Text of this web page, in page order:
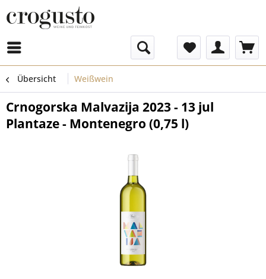
Übersicht Weißwein
Crnogorska Malvazija 2023 - 13 jul
Plantaze - Montenegro (0,75 l)